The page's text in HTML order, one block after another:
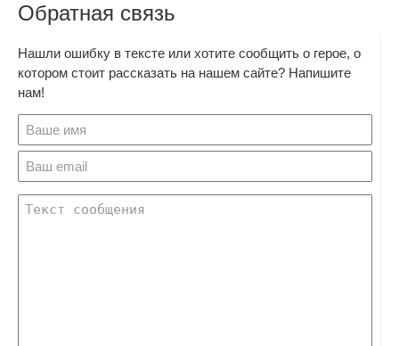
Обратная связь
Нашли ошибку в тексте или хотите сообщить о герое, о
котором стоит рассказать на нашем сайте? Напишите
нам!